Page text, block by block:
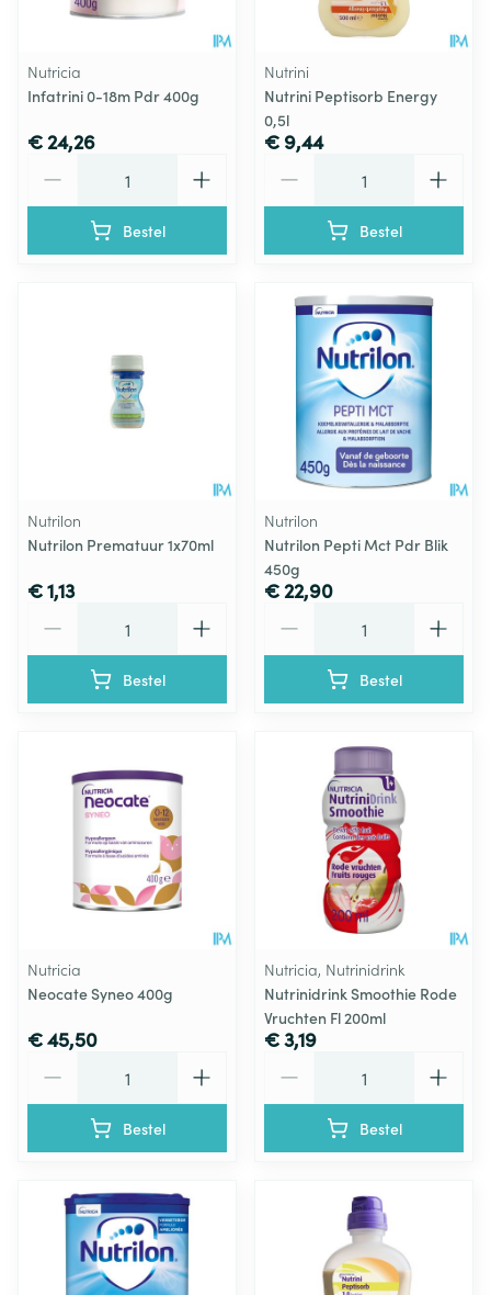
Nutricia
Infatrini 0-18m Pdr 400g
€ 24,26
Bestel
Nutrini
Nutrini Peptisorb Energy
0,5l
€ 9,44
Bestel
Nutrilon
Nutrilon Prematuur 1x70ml
€ 1,13
Bestel
Nutrilon
Nutrilon Pepti Mct Pdr Blik
450g
€ 22,90
Bestel
Nutricia
Neocate Syneo 400g
€ 45,50
Bestel
Nutricia, Nutrinidrink
Nutrinidrink Smoothie Rode
Vruchten Fl 200ml
€ 3,19
Bestel